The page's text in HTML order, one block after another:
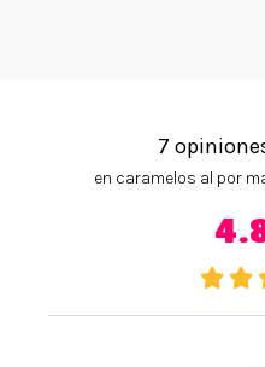
7
en caramelos al por